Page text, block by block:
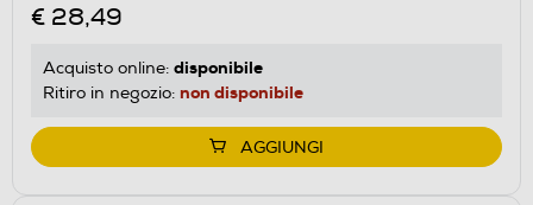
€ 28,49
Acquisto online: disponibile
Ritiro in negozio: non disponibile
AGGIUNGI